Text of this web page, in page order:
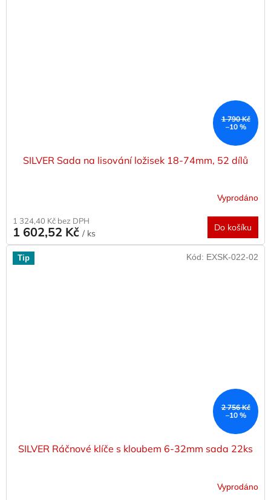
1 790 Kč
–10 %
SILVER Sada na lisování ložisek 18-74mm, 52 dílů
Vyprodáno
1 324,40 Kč bez DPH
1 602,52 Kč / ks
Do košíku
Tip
2 756 Kč
–10 %
SILVER Ráčnové klíče s kloubem 6-32mm sada 22ks
Vyprodáno
Kód: EXSK-022-02